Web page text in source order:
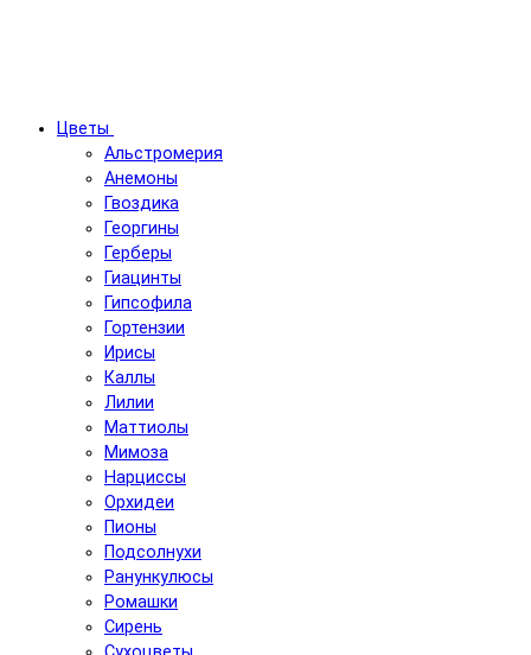
Цветы
Альстромерия
Анемоны
Гвоздика
Георгины
Герберы
Гиацинты
Гипсофила
Гортензии
Ирисы
Каллы
Лилии
Маттиолы
Мимоза
Нарциссы
Орхидеи
Пионы
Подсолнухи
Ранункулюсы
Ромашки
Сирень